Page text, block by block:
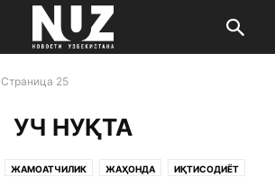
Страница 25
УЧ НУҚТА
ЖАМОАТЧИЛИК ЖАҲОНДА ИҚТИСОДИЁТ